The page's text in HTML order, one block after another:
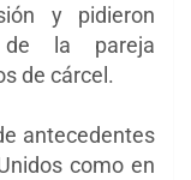
y pidieron
la pareja
de cárcel.
antecedentes
como en